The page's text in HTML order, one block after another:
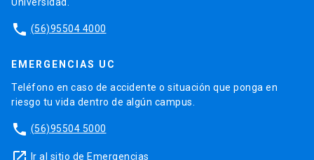
Universidad.
phone (56)95504 4000
EMERGENCIAS UC
Teléfono en caso de accidente o situación que ponga en
riesgo tu vida dentro de algún campus.
phone (56)95504 5000
Ir al sitio de Emergencias